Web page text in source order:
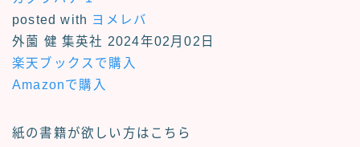
posted with ヨメレバ
外薗 健 集英社 2024年02月02日
楽天ブックスで購入
Amazonで購入
紙の書籍が欲しい方はこちら